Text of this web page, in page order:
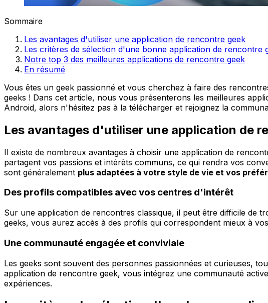
Sommaire
Les avantages d'utiliser une application de rencontre geek
Les critères de sélection d'une bonne application de rencontre
Notre top 3 des meilleures applications de rencontre geek
En résumé
Vous êtes un geek passionné et vous cherchez à faire des
geeks ! Dans cet article, nous vous présenterons les meilleures
Android, alors n'hésitez pas à la télécharger et rejoignez la
Les avantages d'utiliser une application de
Il existe de nombreux avantages à choisir une application de
partagent vos passions et intérêts communs, ce qui rendra vos
sont généralement plus adaptées à votre style de vie et vos
Des profils compatibles avec vos centres d'intérêt
Sur une application de rencontres classique, il peut être difficile de
geeks, vous aurez accès à des profils qui correspondent mieux à
Une communauté engagée et conviviale
Les geeks sont souvent des personnes passionnées et curieuses,
application de rencontre geek, vous intégrez une communauté
expériences.